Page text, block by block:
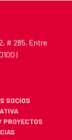
# 285, Entre
|
SOCIOS
PROYECTOS